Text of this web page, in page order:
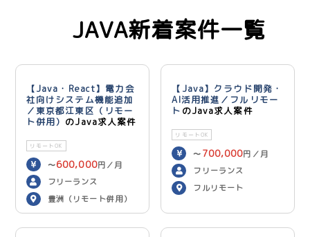
JAVA新着案件一覧
【Java・React】電力会
社向けシステム機能追加
／東京都江東区（リモー
ト併用） のJava求人案件
リモートOK
〜600,000円／月
フリーランス
豊洲（リモート併用）
【Java】クラウド開発・
AI活用推進／フルリモー
ト のJava求人案件
リモートOK
〜 700,000円／月
フリーランス
フルリモート